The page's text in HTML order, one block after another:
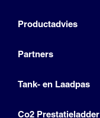
Productadvies
Partners
Tank- en Laadpas
Co2 Prestatieladder